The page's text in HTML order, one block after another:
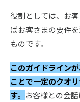
役割としては、お
ばお客さまの要件
ものです。
このガイドライン
ことで一定のクオ
す。 お客様との会